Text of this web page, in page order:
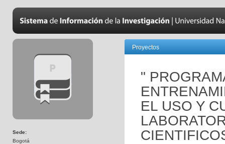
Sede:
Bogotá
Proyectos
"
EL USO Y